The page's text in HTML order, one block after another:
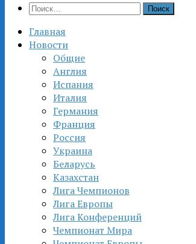
Найти:
Главная
Новости
Общие
Англия
Испания
Италия
Германия
Франция
Россия
Украина
Беларусь
Казахстан
Лига Чемпионов
Лига Европы
Лига Конференций
Чемпионат Мира